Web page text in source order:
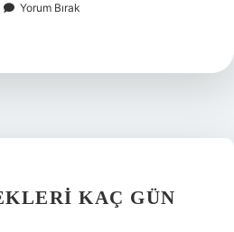
Yorum Bırak
KAÇ GÜN